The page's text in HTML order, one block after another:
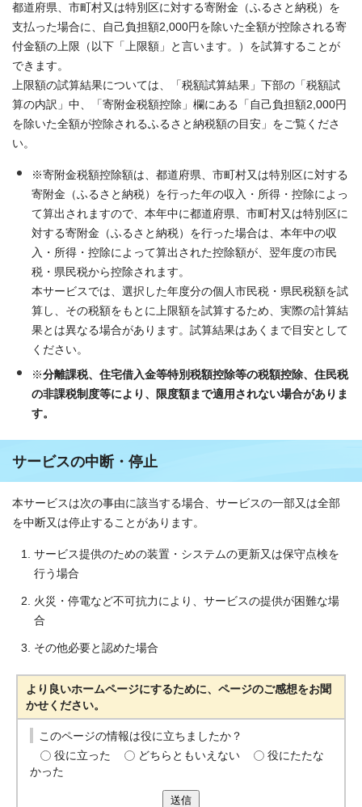
都道府県、市町村又は特別区に対する寄附金（ふるさと納税）を
支払った場合に、自己負担額2,000円を除いた全額が控除される寄
付金額の上限（以下「上限額」と言います。）を試算することが
できます。
上限額の試算結果については、「税額試算結果」下部の「税額試
算の内訳」中、「寄附金税額控除」欄にある「自己負担額2,000円
を除いた全額が控除されるふるさと納税額の目安」をご覧くださ
い。
※寄附金税額控除額は、都道府県、市町村又は特別区に対する
寄附金（ふるさと納税）を行った年の収入・所得・控除によっ
て算出されますので、本年中に都道府県、市町村又は特別区に
対する寄附金（ふるさと納税）を行った場合は、本年中の収
入・所得・控除によって算出された控除額が、翌年度の市民
税・県民税から控除されます。
本サービスでは、選択した年度分の個人市民税・県民税額を試
算し、その税額をもとに上限額を試算するため、実際の計算結
果とは異なる場合があります。試算結果はあくまで目安として
ください。
※分離課税、住宅借入金等特別税額控除等の税額控除、住民税
の非課税制度等により、限度額まで適用されない場合がありま
す。
サービスの中断・停止
本サービスは次の事由に該当する場合、サービスの一部又は全部
を中断又は停止することがあります。
サービス提供のための装置・システムの更新又は保守点検を
行う場合
火災・停電など不可抗力により、サービスの提供が困難な場
合
その他必要と認めた場合
より良いホームページにするために、ページのご感想をお聞
かせください。
このページの情報は役に立ちましたか？
役に立った
どちらともいえない
役にたたな
かった
送信